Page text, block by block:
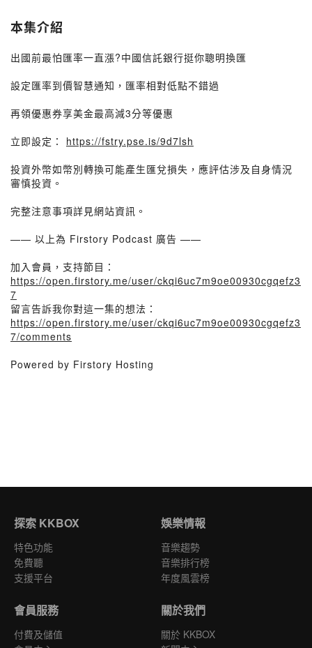
本集介紹
出國前最怕匯率一直漲?中國信託銀行挺你聰明換匯
設定匯率到價智慧通知，匯率相對低點不錯過
再領優惠券享美金最高減3分等優惠
立即設定： https://fstry.pse.is/9d7lsh
投資外幣如幣別轉換可能產生匯兌損失，應評估涉及自身情況
審慎投資。
完整注意事項詳見網站資訊。
—— 以上為 Firstory Podcast 廣告 ——
加入會員，支持節目：
https://open.firstory.me/user/ckqi6uc7m9oe00930cgqefz3
7
留言告訴我你對這一集的想法：
https://open.firstory.me/user/ckqi6uc7m9oe00930cgqefz3
7/comments
Powered by Firstory Hosting
探索 KKBOX
特色功能
免費聽
支援平台
娛樂情報
音樂趨勢
音樂排行榜
年度風雲榜
會員服務
付費及儲值
關於我們
關於 KKBOX